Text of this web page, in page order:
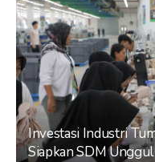
Investasi Industri
Siapkan SDM Unggul